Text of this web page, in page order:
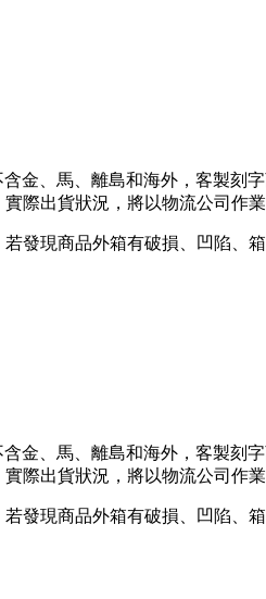
金、馬、離島和海外，客製刻
際出貨狀況，將以物流公司作
發現商品外箱有破損、凹陷
金、馬、離島和海外，客製刻
際出貨狀況，將以物流公司作
發現商品外箱有破損、凹陷